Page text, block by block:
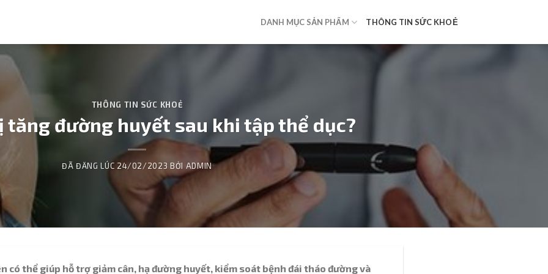
DANH MỤC SẢN PHẨM THÔNG TIN SỨC KHOẺ
THÔNG TIN SỨC KHOẺ
tăng đường huyết sau khi tập thể dục?
ĐÃ ĐĂNG LÚC 24/02/2023 BỞI ADMIN
có thể giúp hỗ trợ giảm cân, hạ đường huyết, kiểm soát bệnh đái tháo đường và